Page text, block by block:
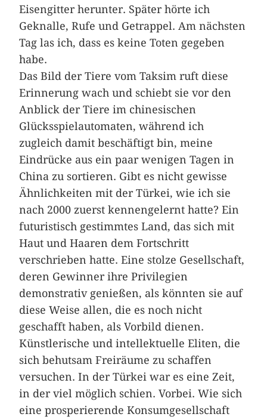
Eisengitter herunter. Später hörte ich
Geknalle, Rufe und Getrappel. Am nächsten
Tag las ich, dass es keine Toten gegeben
habe.
Das Bild der Tiere vom Taksim ruft diese
Erinnerung wach und schiebt sie vor den
Anblick der Tiere im chinesischen
Glücksspielautomaten, während ich
zugleich damit beschäftigt bin, meine
Eindrücke aus ein paar wenigen Tagen in
China zu sortieren. Gibt es nicht gewisse
Ähnlichkeiten mit der Türkei, wie ich sie
nach 2000 zuerst kennengelernt hatte? Ein
futuristisch gestimmtes Land, das sich mit
Haut und Haaren dem Fortschritt
verschrieben hatte. Eine stolze Gesellschaft,
deren Gewinner ihre Privilegien
demonstrativ genießen, als könnten sie auf
diese Weise allen, die es noch nicht
geschafft haben, als Vorbild dienen.
Künstlerische und intellektuelle Eliten, die
sich behutsam Freiräume zu schaffen
versuchen. In der Türkei war es eine Zeit,
in der viel möglich schien. Vorbei. Wie sich
eine prosperierende Konsumgesellschaft